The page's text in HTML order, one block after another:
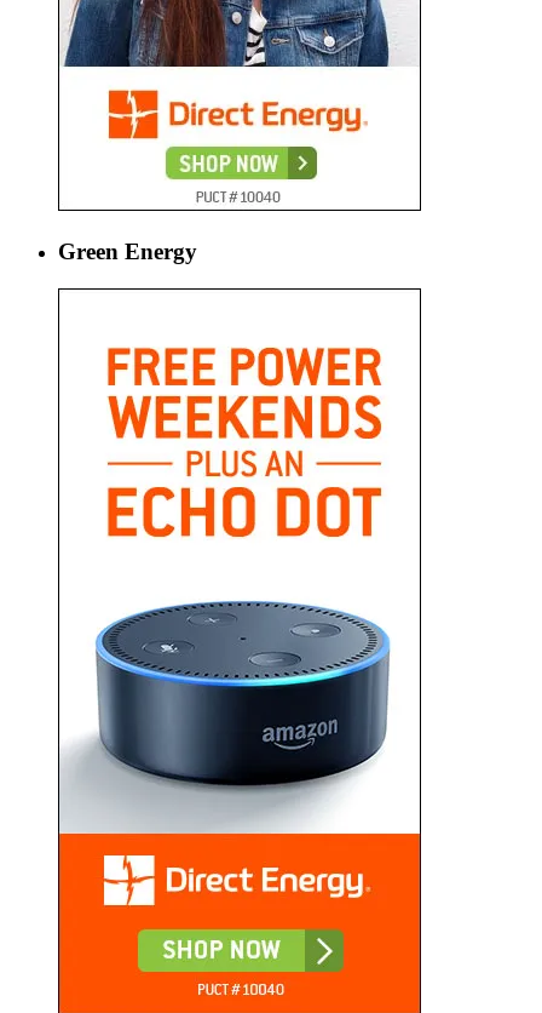
Green Energy